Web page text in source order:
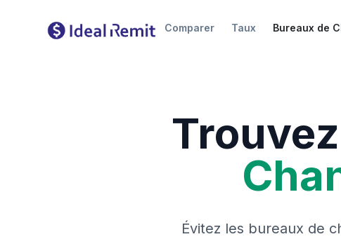
Comparer Taux Bureaux de
Évitez les bureaux de